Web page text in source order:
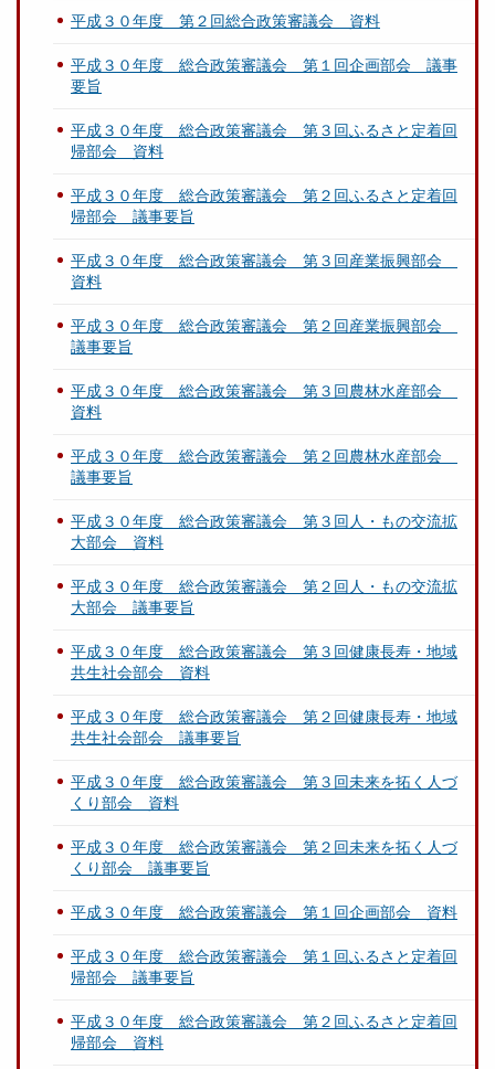
平成３０年度 第２回総合政策審議会 資料
平成３０年度 総合政策審議会 第１回企画部会 議事
要旨
平成３０年度 総合政策審議会 第３回ふるさと定着回
帰部会 資料
平成３０年度 総合政策審議会 第２回ふるさと定着回
帰部会 議事要旨
平成３０年度 総合政策審議会 第３回産業振興部会
資料
平成３０年度 総合政策審議会 第２回産業振興部会
議事要旨
平成３０年度 総合政策審議会 第３回農林水産部会
資料
平成３０年度 総合政策審議会 第２回農林水産部会
議事要旨
平成３０年度 総合政策審議会 第３回人・もの交流拡
大部会 資料
平成３０年度 総合政策審議会 第２回人・もの交流拡
大部会 議事要旨
平成３０年度 総合政策審議会 第３回健康長寿・地域
共生社会部会 資料
平成３０年度 総合政策審議会 第２回健康長寿・地域
共生社会部会 議事要旨
平成３０年度 総合政策審議会 第３回未来を拓く人づ
くり部会 資料
平成３０年度 総合政策審議会 第２回未来を拓く人づ
くり部会 議事要旨
平成３０年度 総合政策審議会 第１回企画部会 資料
平成３０年度 総合政策審議会 第１回ふるさと定着回
帰部会 議事要旨
平成３０年度 総合政策審議会 第２回ふるさと定着回
帰部会 資料